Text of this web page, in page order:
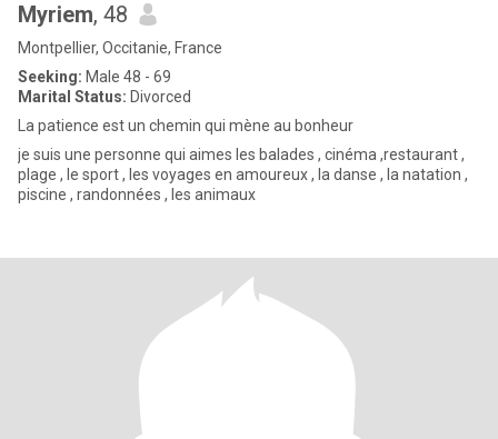
Myriem, 48
Montpellier, Occitanie, France
Seeking: Male 48 - 69
Marital Status: Divorced
La patience est un chemin qui mène au bonheur
je suis une personne qui aimes les balades , cinéma ,restaurant ,
plage , le sport , les voyages en amoureux , la danse , la natation ,
piscine , randonnées , les animaux